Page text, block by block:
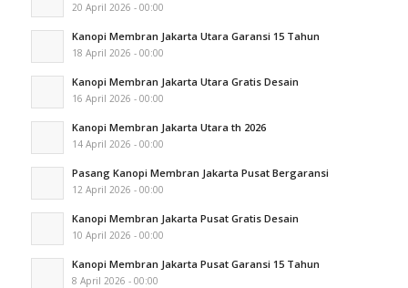
20 April 2026 - 00:00
Kanopi Membran Jakarta Utara Garansi 15 Tahun
18 April 2026 - 00:00
Kanopi Membran Jakarta Utara Gratis Desain
16 April 2026 - 00:00
Kanopi Membran Jakarta Utara th 2026
14 April 2026 - 00:00
Pasang Kanopi Membran Jakarta Pusat Bergaransi
12 April 2026 - 00:00
Kanopi Membran Jakarta Pusat Gratis Desain
10 April 2026 - 00:00
Kanopi Membran Jakarta Pusat Garansi 15 Tahun
8 April 2026 - 00:00